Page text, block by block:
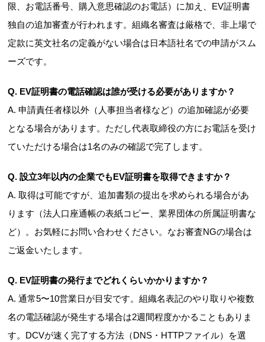
限、お電話番号、購入意思確認のお電話）に加え、EV証明書
独自の追加審査が行われます。組織名審査は厳格で、非上場で
定款に英文社名の定義がない場合は日本語社名での申請がスム
ーズです。
Q. EV証明書の電話確認は誰が受ける必要がありますか？
A. 申請責任者様以外（人事担当者様など）の追加確認が必要
となる場合があります。ただし代表取締役の方にお電話を受け
ていただける場合は1名のみの確認で完了します。
Q. 設立3年以内の企業でもEV証明書を取得できますか？
A. 取得は可能ですが、追加書類の提出を求められる場合があ
ります（法人口座通帳の表紙コピー、業界団体の所属証明書な
ど）。お気軽にお問い合わせください。なお審査NGの場合は
ご返金いたします。
Q. EV証明書の発行までどれくらいかかりますか？
A. 通常5〜10営業日が目安です。組織名表記のやり取りや複数
名の電話確認が発生する場合は2週間程度かかることもありま
す。DCVが速く完了する方法（DNS・HTTPファイル）を選